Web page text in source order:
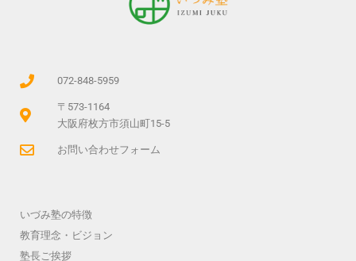
072-848-5959
〒573-1164
大阪府枚方市須山町15-5
お問い合わせフォーム
いづみ塾の特徴
教育理念・ビジョン
塾長ご挨拶